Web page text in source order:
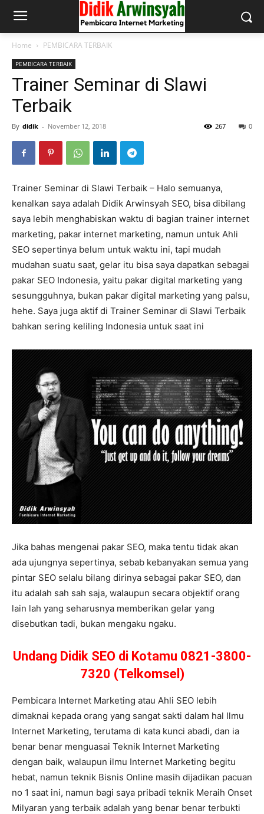
Home PEMBICARA TERBAIK
PEMBICARA TERBAIK
Trainer Seminar di Slawi
Terbaik
By didik - November 12, 2018 0
267
Trainer Seminar di Slawi Terbaik – Halo semuanya,
kenalkan saya adalah Didik Arwinsyah SEO, bisa dibilang
saya lebih menghabiskan waktu di bagian trainer internet
marketing, pakar internet marketing, namun untuk Ahli
SEO sepertinya belum untuk waktu ini, tapi mudah
mudahan suatu saat, gelar itu bisa saya dapatkan sebagai
pakar SEO Indonesia, yaitu pakar digital marketing yang
sesungguhnya, bukan pakar digital marketing yang palsu,
hehe. Saya juga aktif di Trainer Seminar di Slawi Terbaik
bahkan sering keliling Indonesia untuk saat ini
Jika bahas mengenai pakar SEO, maka tentu tidak akan
ada ujungnya sepertinya, sebab kebanyakan semua yang
pintar SEO selalu bilang dirinya sebagai pakar SEO, dan
itu adalah sah sah saja, walaupun secara objektif orang
lain lah yang seharusnya memberikan gelar yang
disebutkan tadi, bukan mengaku ngaku.
Undang Didik SEO di Kotamu 0821-3800-
7320 (Telkomsel)
Pembicara Internet Marketing atau Ahli SEO lebih
dimaknai kepada orang yang sangat sakti dalam hal Ilmu
Internet Marketing, terutama di kata kunci abadi, dan ia
benar benar menguasai Teknik Internet Marketing
dengan baik, walaupun ilmu Internet Marketing begitu
hebat, namun teknik Bisnis Online masih dijadikan pacuan
no 1 saat ini, namun bagi saya pribadi teknik Meraih Onset
Milyaran yang terbaik adalah yang benar benar terbukti